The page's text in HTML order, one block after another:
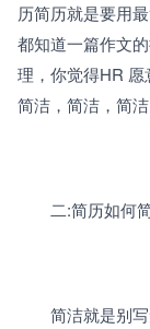
历简历就是要用
都知道一篇作文
理，你觉得HR
简洁，简洁，简
二:简历如何简
简洁就是别写